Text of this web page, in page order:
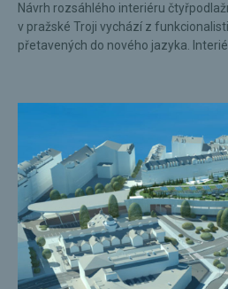
Návrh rozsáhlého interiéru
v pražské Troji vychází z
přetavených do nového jazyka. Interiér